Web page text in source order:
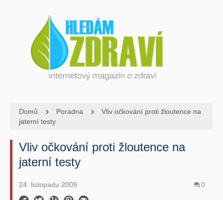
Domů Poradna
Vliv očkování proti žloutence na
jaterní testy
Vliv očkování proti žloutence na
jaterní testy
24. listopadu 2009 0